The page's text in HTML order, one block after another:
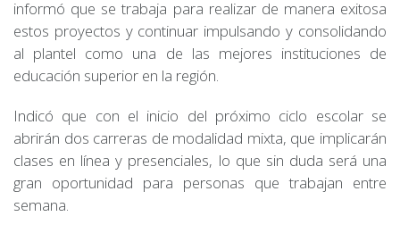
informó que se trabaja para realizar de manera exitosa
estos proyectos y continuar impulsando y consolidando
al plantel como una de las mejores instituciones de
educación superior en la región.
Indicó que con el inicio del próximo ciclo escolar se
abrirán dos carreras de modalidad mixta, que implicarán
clases en línea y presenciales, lo que sin duda será una
gran oportunidad para personas que trabajan entre
semana.